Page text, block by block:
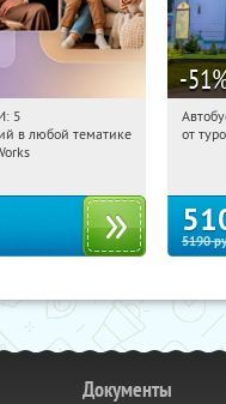
5
в любой тематике
-51
от
5190
Документы